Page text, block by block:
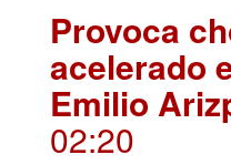
Provoca
acelerado
Emilio
02:20